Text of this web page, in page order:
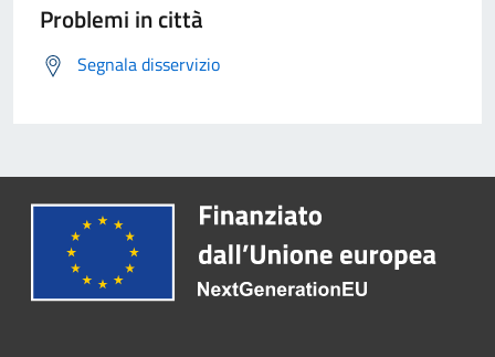
Problemi in città
Segnala disservizio